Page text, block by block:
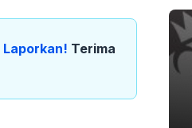
Laporkan! Terima